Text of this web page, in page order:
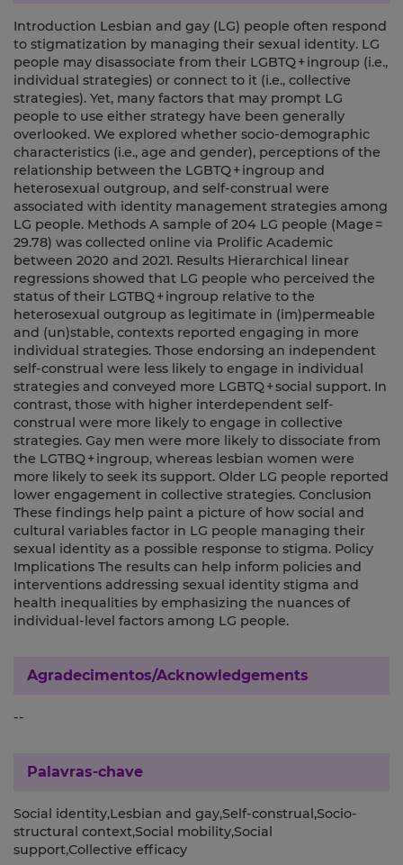
Introduction Lesbian and gay (LG) people often respond
to stigmatization by managing their sexual identity. LG
people may disassociate from their LGBTQ + ingroup (i.e.,
individual strategies) or connect to it (i.e., collective
strategies). Yet, many factors that may prompt LG
people to use either strategy have been generally
overlooked. We explored whether socio-demographic
characteristics (i.e., age and gender), perceptions of the
relationship between the LGBTQ + ingroup and
heterosexual outgroup, and self-construal were
associated with identity management strategies among
LG people. Methods A sample of 204 LG people (Mage =
29.78) was collected online via Prolific Academic
between 2020 and 2021. Results Hierarchical linear
regressions showed that LG people who perceived the
status of their LGTBQ + ingroup relative to the
heterosexual outgroup as legitimate in (im)permeable
and (un)stable, contexts reported engaging in more
individual strategies. Those endorsing an independent
self-construal were less likely to engage in individual
strategies and conveyed more LGBTQ + social support. In
contrast, those with higher interdependent self-
construal were more likely to engage in collective
strategies. Gay men were more likely to dissociate from
the LGTBQ + ingroup, whereas lesbian women were
more likely to seek its support. Older LG people reported
lower engagement in collective strategies. Conclusion
These findings help paint a picture of how social and
cultural variables factor in LG people managing their
sexual identity as a possible response to stigma. Policy
Implications The results can help inform policies and
interventions addressing sexual identity stigma and
health inequalities by emphasizing the nuances of
individual-level factors among LG people.
Agradecimentos/Acknowledgements
--
Palavras-chave
Social identity,Lesbian and gay,Self-construal,Socio-
structural context,Social mobility,Social
support,Collective efficacy